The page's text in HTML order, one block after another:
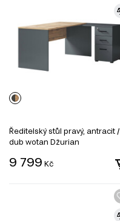
Ředitelský stůl pravý, antracit /
dub wotan Džurian
9 799 Kč